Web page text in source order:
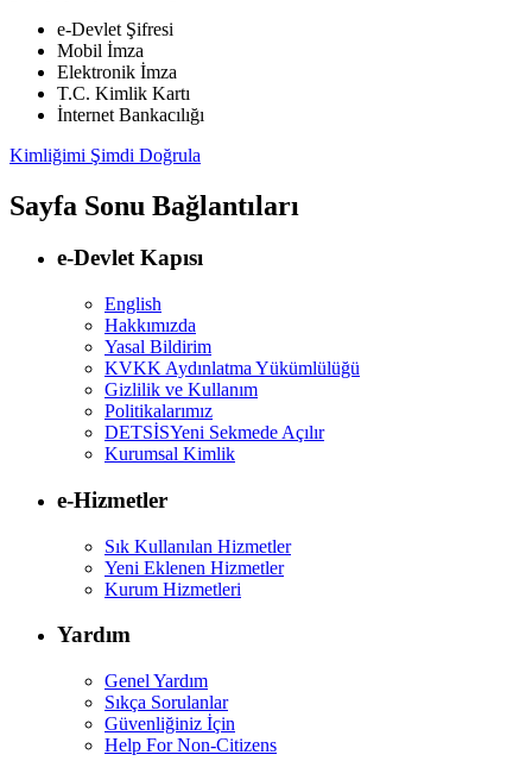
e-Devlet Şifresi
Mobil İmza
Elektronik İmza
T.C. Kimlik Kartı
İnternet Bankacılığı
Kimliğimi Şimdi Doğrula
Sayfa Sonu Bağlantıları
e-Devlet Kapısı
English
Hakkımızda
Yasal Bildirim
KVKK Aydınlatma Yükümlülüğü
Gizlilik ve Kullanım
Politikalarımız
DETSİSYeni Sekmede Açılır
Kurumsal Kimlik
e-Hizmetler
Sık Kullanılan Hizmetler
Yeni Eklenen Hizmetler
Kurum Hizmetleri
Yardım
Genel Yardım
Sıkça Sorulanlar
Güvenliğiniz İçin
Help For Non-Citizens